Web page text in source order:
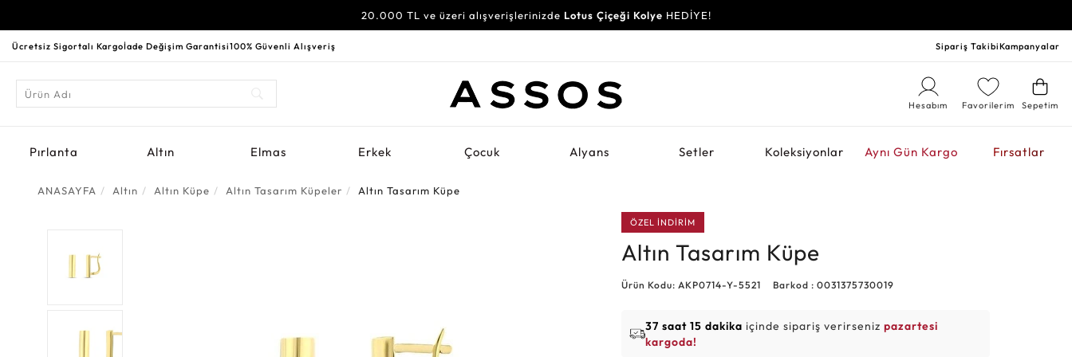
20.000 TL ve üzeri alışverişlerinizde Lotus Çiçeği Kolye HEDİYE!
Ücretsiz Sigortalı Kargoİade Değişim Garantisi100% Güvenli Alışveriş Sipariş TakibiKampanyalar
Sepetim
Favorilerim
Hesabım
Pırlanta Altın Elmas Erkek Çocuk Alyans Setler Koleksiyonlar Aynı Gün Kargo Fırsatlar
ANASAYFA Altın Altın Küpe Altın Tasarım Küpeler Altın Tasarım Küpe
ÖZEL İNDİRİM
Altın Tasarım Küpe
Ürün Kodu: AKP0714-Y-5521 Barkod : 0031375730019
37 saat 15 dakika içinde sipariş verirsenizpazartesi
kargoda!